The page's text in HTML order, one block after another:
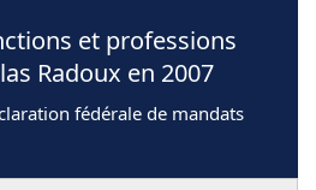
et professions
Radoux en 2007
fédérale de mandats